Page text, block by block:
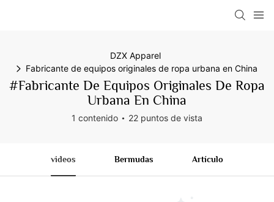
DZX Apparel
Fabricante de equipos originales de ropa urbana en China
#Fabricante De Equipos Originales De Ropa
Urbana En China
1 contenido 22 puntos de vista
videos Bermudas Artículo